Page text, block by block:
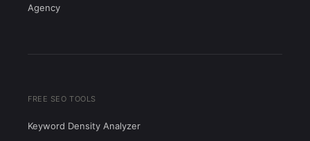
Agency
FREE SEO TOOLS
Keyword Density Analyzer